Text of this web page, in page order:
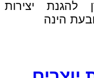
יצירות
הינה